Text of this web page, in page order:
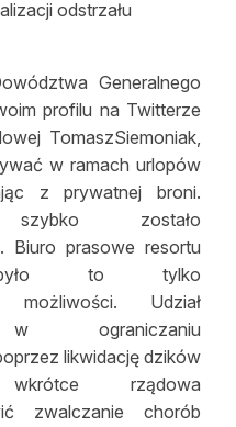
odstrzału
Generalnego
profilu na Twitterze
TomaszSiemoniak,
w ramach urlopów
z prywatnej broni.
zostało
Biuro prasowe resortu
to tylko
możliwości. Udział
w ograniczaniu
likwidację dzików
rządowa
zwalczanie chorób